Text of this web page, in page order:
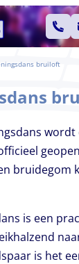
bruiloft
bruidegom
is een
is het